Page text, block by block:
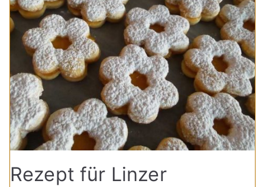
Rezept für Linzer